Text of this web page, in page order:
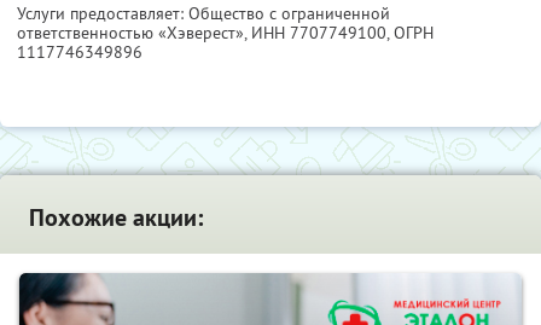
Услуги предоставляет: Общество с ограниченной
ответственностью «Хэверест», ИНН 7707749100, ОГРН
1117746349896
Похожие акции: